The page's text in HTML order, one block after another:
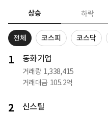
상승 하락
전체 코스피 코스닥
1 동화기업
거래량 1,338,415
거래대금 105.2억
2 신스틸